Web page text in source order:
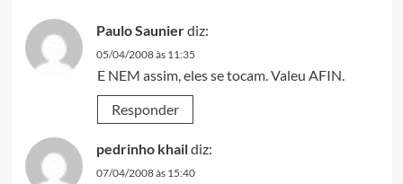
Paulo Saunierdiz:
05/04/2008 às 11:35
E NEM assim, eles se tocam. Valeu AFIN.
Responder
pedrinho khaildiz:
07/04/2008 às 15:40